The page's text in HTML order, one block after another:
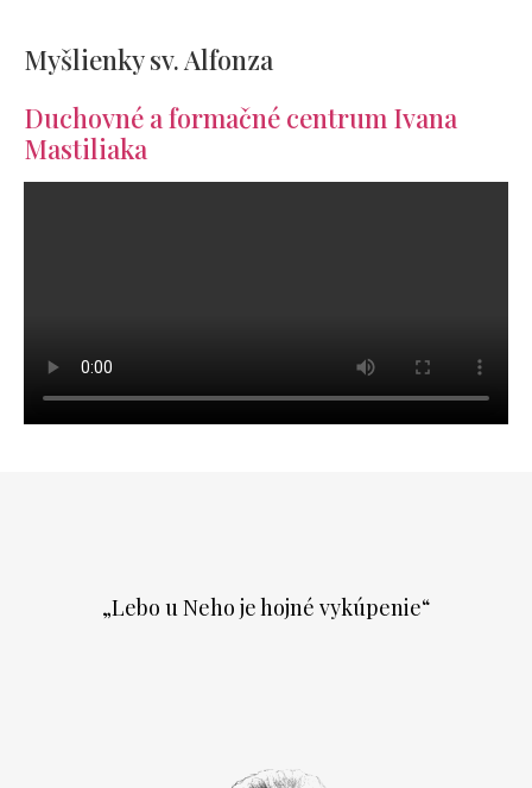
Myšlienky sv. Alfonza
Duchovné a formačné centrum Ivana
Mastiliaka
„Lebo u Neho je hojné vykúpenie“